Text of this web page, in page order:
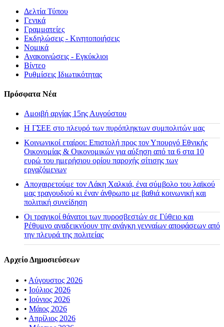
Δελτία Τύπου
Γενικά
Γραμματείες
Εκδηλώσεις - Κινητοποιήσεις
Νομικά
Ανακοινώσεις - Εγκύκλιοι
Βίντεο
Ρυθμίσεις Ιδιωτικότητας
Πρόσφατα Νέα
Αμοιβή αργίας 15ης Αυγούστου
H ΓΣΕΕ στο πλευρό των πυρόπληκτων συμπολιτών μας
Κοινωνικοί εταίροι: Επιστολή προς τον Υπουργό Εθνικής
Οικονομίας & Οικονομικών για αύξηση από τα 6 στα 10
ευρώ του ημερήσιου ορίου παροχής σίτισης των
εργαζόμενων
Αποχαιρετούμε τον Λάκη Χαλκιά, ένα σύμβολο του λαϊκού
μας τραγουδιού κι έναν άνθρωπο με βαθιά κοινωνική και
πολιτική συνείδηση
Οι τραγικοί θάνατοι των πυροσβεστών σε Γύθειο και
Ρέθυμνο αναδεικνύουν την ανάγκη γενναίων αποφάσεων από
την πλευρά της πολιτείας
Αρχείο Δημοσιεύσεων
• Αύγουστος 2026
• Ιούλιος 2026
• Ιούνιος 2026
• Μάιος 2026
• Απρίλιος 2026